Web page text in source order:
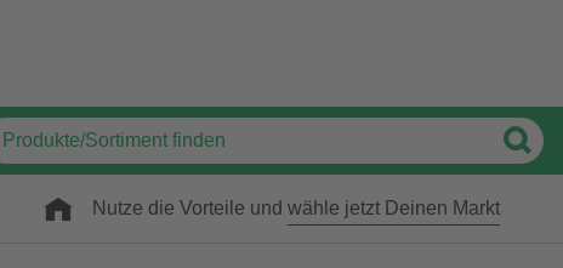
Nutze die Vorteile und wähle jetzt Deinen Markt